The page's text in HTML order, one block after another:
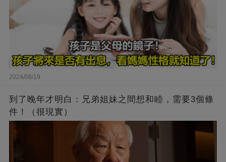
2024/08/19
到了晚年才明白：兄弟姐妹之間想和睦，需要3個條
件！（很現實）